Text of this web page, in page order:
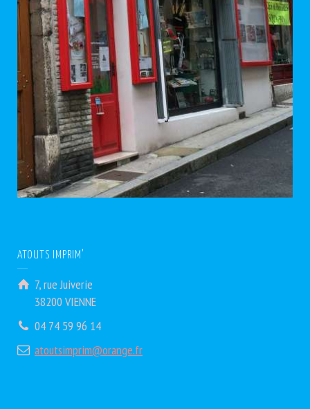
ATOUTS IMPRIM’
7, rue Juiverie
38200 VIENNE
04 74 59 96 14
atoutsimprim@orange.fr